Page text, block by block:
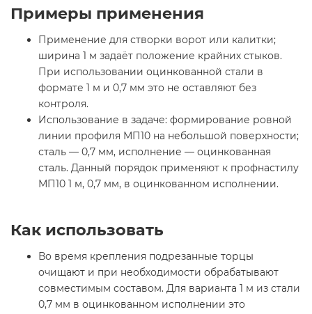
Примеры применения
Применение для створки ворот или калитки;
ширина 1 м задаёт положение крайних стыков.
При использовании оцинкованной стали в
формате 1 м и 0,7 мм это не оставляют без
контроля.
Использование в задаче: формирование ровной
линии профиля МП10 на небольшой поверхности;
сталь — 0,7 мм, исполнение — оцинкованная
сталь. Данный порядок применяют к профнастилу
МП10 1 м, 0,7 мм, в оцинкованном исполнении.
Как использовать
Во время крепления подрезанные торцы
очищают и при необходимости обрабатывают
совместимым составом. Для варианта 1 м из стали
0,7 мм в оцинкованном исполнении это